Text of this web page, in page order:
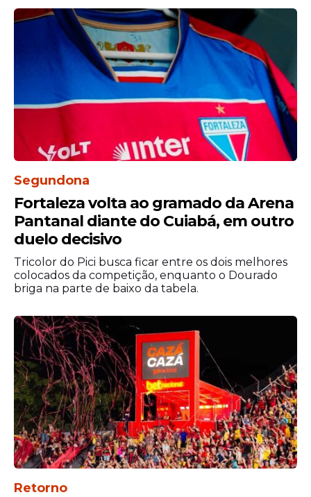
estudos históricos sobre torneios
realizados antes da criação oficial da
do Nordeste.
Para o Náutico, o reconhecimento
representaria não apenas a ampliação de
sua galeria de troféus, mas também o
resgate de uma parte importante da
história do futebol pernambucano e
nordestino.
Enquanto aguarda um posicionamento da
entidade, o clube mantém a defesa de que
as conquistas tiveram caráter regional e
merecem tratamento semelhante ao dado
aos títulos nordestinos reconhecidos
atualmente.
Segundona
Fortaleza volta ao gramado da Arena
Pantanal diante do Cuiabá, em outro
duelo decisivo
Tricolor do Pici busca ficar entre os dois melhores
colocados da competição, enquanto o Dourado
briga na parte de baixo da tabela.
Retorno